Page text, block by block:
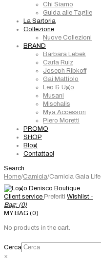
Chi Siamo
Guida alle Taglie
La Sartoria
Collezione
Nuove Collezioni
BRAND
Barbara Lebek
Carla Ruiz
Joseph Ribkoff
Gai Mattiolo
Leo & Ugo
Musani
Mischalis
Mya Accessori
Piero Moretti
PROMO
SHOP
Blog
Contattaci
Search
Home/Camicia/Camicia Gaia Life
Client service Preferiti Wishlist -
Bag: (0)
MY BAG (0)
No products in the cart.
Cerca
×